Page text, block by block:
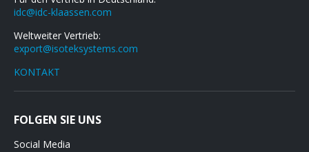
idc@idc-klaassen.com
Weltweiter Vertrieb:
export@isoteksystems.com
KONTAKT
FOLGEN SIE UNS
Social Media